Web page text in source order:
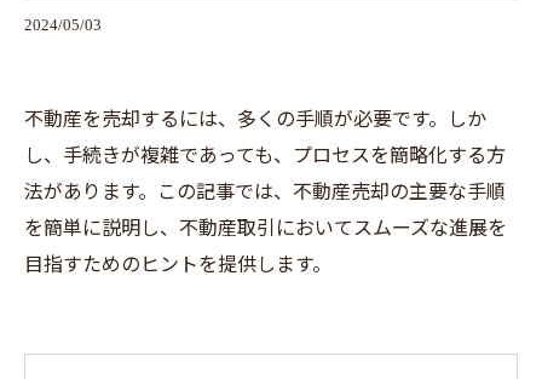
2024/05/03
不動産を売却するには、多くの手順が必要です。しか
し、手続きが複雑であっても、プロセスを簡略化する方
法があります。この記事では、不動産売却の主要な手順
を簡単に説明し、不動産取引においてスムーズな進展を
目指すためのヒントを提供します。